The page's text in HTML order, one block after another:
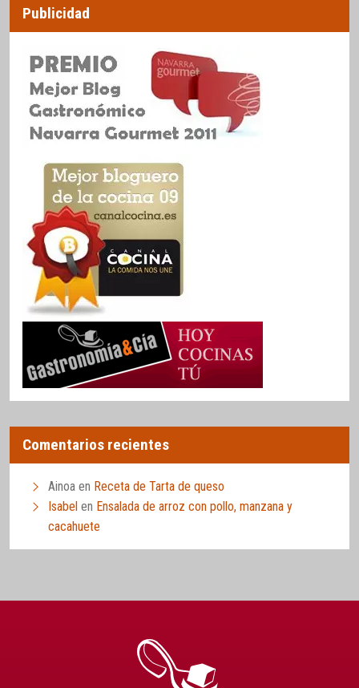
Publicidad
Comentarios recientes
Ainoa en Receta de Tarta de queso
Isabel en Ensalada de arroz con pollo, manzana y
cacahuete